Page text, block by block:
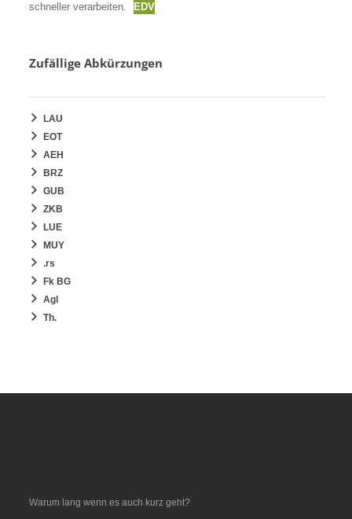
schneller verarbeiten.
EDV
Zufällige Abkürzungen
LAU
EOT
AEH
BRZ
GUB
ZKB
LUE
MUY
.rs
Fk BG
Agl
Th.
Warum lang wenn es auch kurz geht?